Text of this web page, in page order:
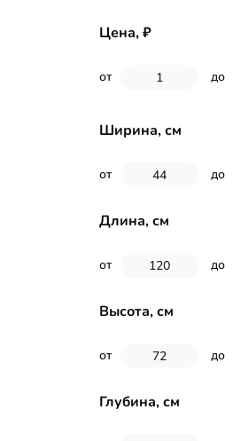
Распашной шкаф
Шкаф-купе
Книжный шкаф-
Встроенный
Распашной шкаф
Шкаф над
машину
Цена,
от до
Ширина, см
от до
Длина, см
от до
Высота, см
от до
Глубина, см